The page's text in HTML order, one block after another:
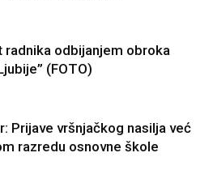
radnika odbijanjem obroka
(FOTO)
Prijave vršnjačkog nasilja već
razredu osnovne škole